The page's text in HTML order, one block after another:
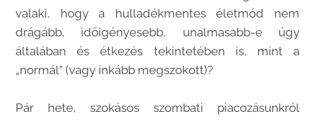
valaki, hogy a hulladékmentes életmód nem
drágább, időigényesebb, unalmasabb-e úgy
általában és étkezés tekintetében is, mint a
„normál” (vagy inkább megszokott)?
Pár hete, szokásos szombati piacozásunkról